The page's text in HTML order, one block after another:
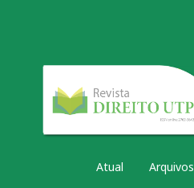
Atual Arquivos